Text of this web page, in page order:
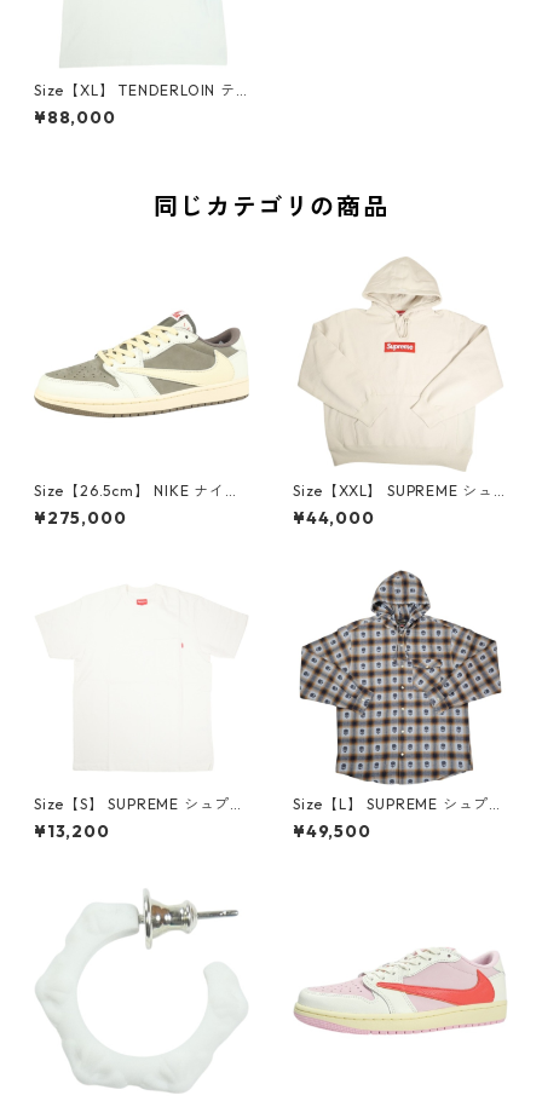
Size【XL】 TENDERLOIN テ
ンダーロイン T-RAGLAN CHIE
FS ラグランロンT 白青 【中古
¥88,000
同じカテゴリの商品
Size【26.5cm】 NIKE ナイキ
×Travis Scott AIR JORDAN 1
LOW Reverse Mocha DM786
¥275,000
Size【XXL】 SUPREME シュ
プリーム 24AW Box Logo Ho
oded Sweatshirt Stone ボッ
¥44,000
Size【S】 SUPREME シュプリ
ーム S/S Pocket Tee White T
シャツ 白 【新古品・未使用
¥13,200
Size【L】 SUPREME シュプリ
ーム ×Number (N)ine 25FW
Hooded Flannel Shirt Blue
¥49,500